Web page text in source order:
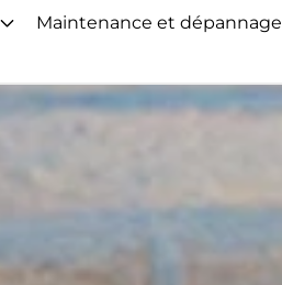
Maintenance et dépannage